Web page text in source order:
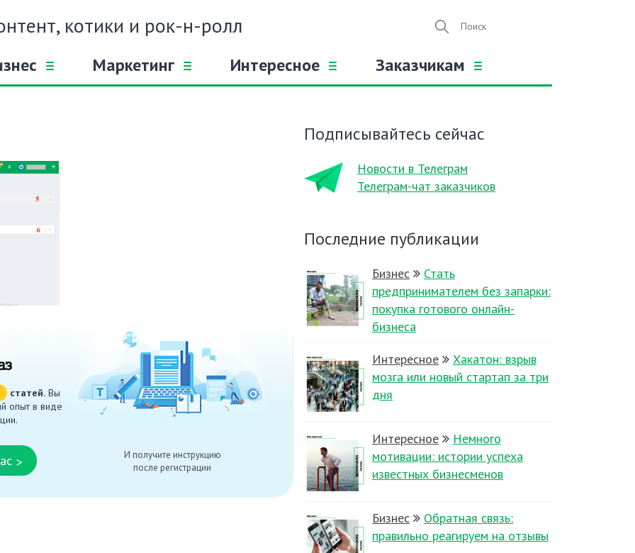
котики и рок-н-ролл
Маркетинг Интересное Заказчикам
статей.Вы
опыт в виде
>
И получите инструкцию
после регистрации
Подписывайтесь сейчас
Новости в Телеграм
Телеграм-чат заказчиков
Последние публикации
Бизнес
Стать
предпринимателем без запарки:
покупка готового онлайн-
бизнеса
Интересное
Хакатон: взрыв
мозга или новый стартап за три
дня
Интересное
Немного
мотивации: истории успеха
известных бизнесменов
Бизнес
Обратная связь:
правильно реагируем на отзывы